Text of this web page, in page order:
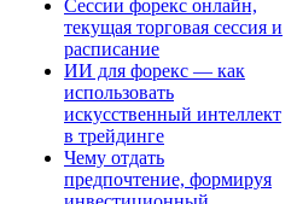
Сессии форекс онлайн,
текущая торговая сессия и
расписание
ИИ для форекс — как
использовать
искусственный интеллект
в трейдинге
Чему отдать
предпочтение, формируя